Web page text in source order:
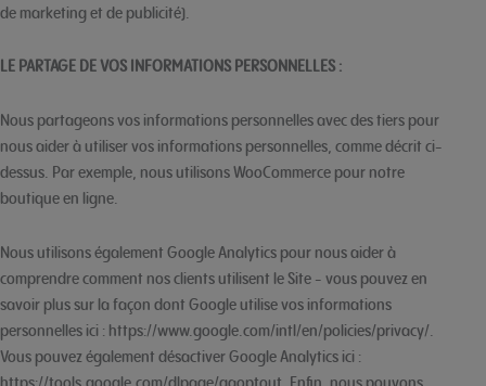
de marketing et de publicité).
LE PARTAGE DE VOS INFORMATIONS PERSONNELLES :
Nous partageons vos informations personnelles avec des tiers pour
nous aider à utiliser vos informations personnelles, comme décrit ci-
dessus. Par exemple, nous utilisons WooCommerce pour notre
boutique en ligne.
Nous utilisons également Google Analytics pour nous aider à
comprendre comment nos clients utilisent le Site - vous pouvez en
savoir plus sur la façon dont Google utilise vos informations
personnelles ici : https://www.google.com/intl/en/policies/privacy/.
Vous pouvez également désactiver Google Analytics ici :
https://tools.google.com/dlpage/gaoptout. Enfin, nous pouvons